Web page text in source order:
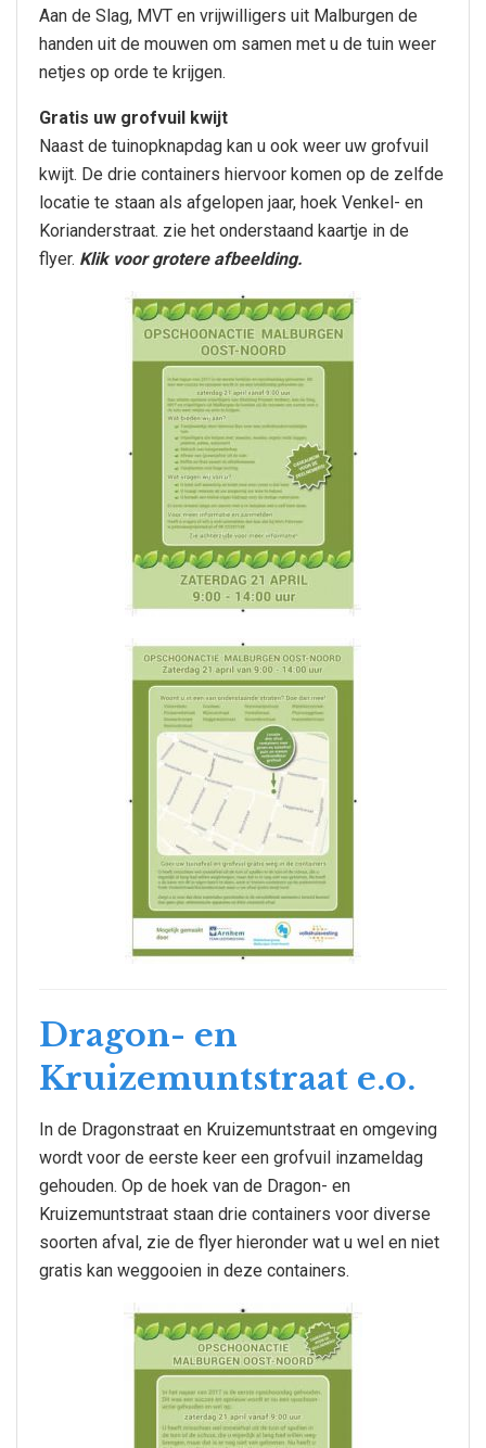
Aan de Slag, MVT en vrijwilligers uit Malburgen de
handen uit de mouwen om samen met u de tuin weer
netjes op orde te krijgen.
Gratis uw grofvuil kwijt
Naast de tuinopknapdag kan u ook weer uw grofvuil
kwijt. De drie containers hiervoor komen op de zelfde
locatie te staan als afgelopen jaar, hoek Venkel- en
Korianderstraat. zie het onderstaand kaartje in de
flyer. Klik voor grotere afbeelding.
Dragon- en
Kruizemuntstraat e.o.
In de Dragonstraat en Kruizemuntstraat en omgeving
wordt voor de eerste keer een grofvuil inzameldag
gehouden. Op de hoek van de Dragon- en
Kruizemuntstraat staan drie containers voor diverse
soorten afval, zie de flyer hieronder wat u wel en niet
gratis kan weggooien in deze containers.